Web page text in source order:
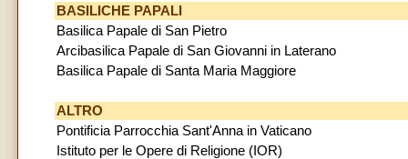
BASILICHE PAPALI
Basilica Papale di San Pietro
Arcibasilica Papale di San Giovanni in Laterano
Basilica Papale di Santa Maria Maggiore
ALTRO
Pontificia Parrocchia Sant'Anna in Vaticano
Istituto per le Opere di Religione (IOR)